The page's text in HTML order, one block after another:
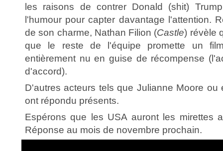
les raisons de contrer Donald (shit)
l'humour pour capter davantage l'attention.
de son charme, Nathan Filion (Castle) révèle
que le reste de l'équipe promette un
entièrement nu en guise de récompense
d'accord).
D'autres acteurs tels que Julianne Moore ou
ont répondu présents.
Espérons que les USA auront les mirettes
Réponse au mois de novembre prochain.